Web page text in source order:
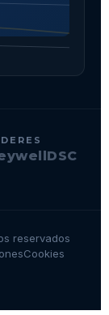
DSC
reservados
Cookies